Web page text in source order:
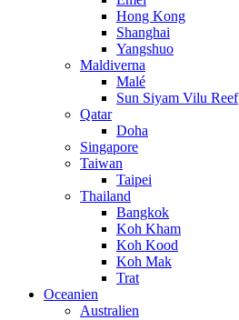
Hong Kong
Shanghai
Yangshuo
Maldiverna
Malé
Sun Siyam Vilu Reef
Qatar
Doha
Singapore
Taiwan
Taipei
Thailand
Bangkok
Koh Kham
Koh Kood
Koh Mak
Trat
Oceanien
Australien